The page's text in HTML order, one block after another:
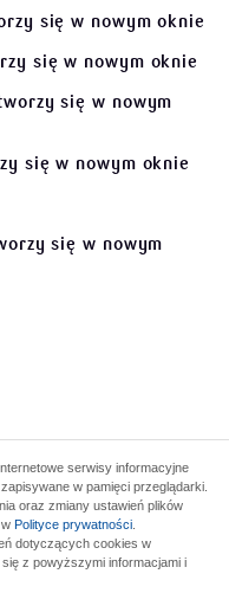
się w nowym oknie
się w nowym oknie
się w nowym
się w nowym oknie
się w nowym
serwisy informacyjne
w pamięci przeglądarki.
oraz zmiany ustawień plików
Polityce prywatności
dotyczących cookies w
z powyższymi informacjami i